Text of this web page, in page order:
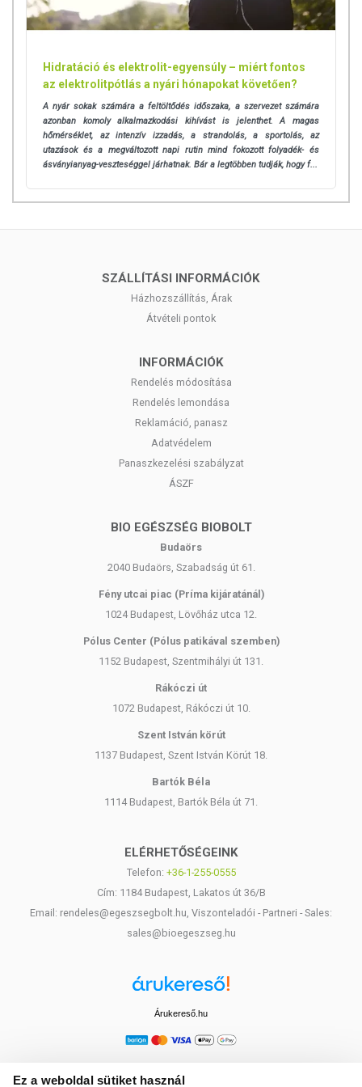
Ez a weboldal sütiket használ
csökken, fokozva a kalciumürülést.
D3-vitamin bevitel: A D3-vitamin szükséges a kalcium bélből
való felszívódásához és szabályozza a vér kalciumszintjét.
K2-vitamin bevitel: A K2-vitamin aktiválja azokat a fehérjéket,
amelyek a csontokhoz szállítják a kalciumot, megelőzve annak
lerakódását a lágy szövetekben.
A-vitamin bevitel:
Szerepet játszik a csontok hossznövekedésében.
megfelelő magnéziumellátottság. A D-vitamin
hasznosítása során a szervezet jelentős mennyiségű
magnéziumot használ fel, ezért a pótlása javasolt.
magnézium hasznosulását. A kalciumtartalmú
étrendkiegészítőt délelőtt, a magnéziumot délután
érdemes bevenni. Ha ez nem megoldható, tanácsos
Megfelelő gyomorsavmennyiség: A savas közeg segíti a
kalcium felszívódását.
Mozgás: Sportolás során az izommunka hatására a csontokat
borító csonthártya is minimális mozgást végez. Ez olyan
csonttömeg eléréséhez is.
Természetesen vannak olyan állapotok, betegségek,
figyelmet kell fordítani a jó minőségű kalciumpótlásra.
Várandósság, szoptatás: fokozódik a kalciumigény és annak
bélből való felszívódása
Verseny- és élsportolók
Tejfehérje allergia
Tejcukor érzékenység
(patkóbél) és utolsó szakaszában (csípőbél) a legjelentősebb
Hashajtók rendszeres alkalmazása (csökken a bélből való
A kalcium minden ásványi anyag (pl. magnézium,
cink, vas) hasznosulását gátolja, ezért javasolt más
elkülönítve alkalmazni.
egyes gyógyszerek felszívódását is. Ezek együttes
kezelőorvosával! Az alábbi gyógyszerek felszívódását
szívritmuszavar és mellkasi fájdalom esetén alkalmazott
Hidratáció és elektrolit-egyensúly – miért fontos
az elektrolitpótlás a nyári hónapokat követően?
A nyár sokak számára a feltöltődés időszaka, a szervezet számára
azonban komoly alkalmazkodási kihívást is jelenthet. A magas
hőmérséklet, az intenzív izzadás, a strandolás, a sportolás, az
utazások és a megváltozott napi rutin mind fokozott folyadék- és
ásványianyag-veszteséggel járhatnak. Bár a legtöbben tudják, hogy f...
SZÁLLÍTÁSI INFORMÁCIÓK
Házhozszállítás, Árak
Átvételi pontok
INFORMÁCIÓK
Rendelés módosítása
Rendelés lemondása
Reklamáció, panasz
Adatvédelem
Panaszkezelési szabályzat
ÁSZF
BIO EGÉSZSÉG BIOBOLT
Budaörs
2040 Budaörs, Szabadság út 61.
Fény utcai piac (Príma kijáratánál)
1024 Budapest, Lövőház utca 12.
Pólus Center (Pólus patikával szemben)
1152 Budapest, Szentmihályi út 131.
Rákóczi út
1072 Budapest, Rákóczi út 10.
Szent István körút
1137 Budapest, Szent István Körút 18.
Bartók Béla
1114 Budapest, Bartók Béla út 71.
ELÉRHETŐSÉGEINK
Telefon: +36-1-255-0555
Cím: 1184 Budapest, Lakatos út 36/B
Email: rendeles@egeszsegbolt.hu, Viszonteladói - Partneri - Sales:
sales@bioegeszseg.hu
Árukereső.hu